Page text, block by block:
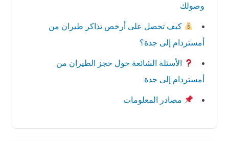
وصولك
كيف تحصل على أرخص تذاكر طيران من
أمستردام إلى جدة؟
الأسئلة الشائعة حول حجز الطيران من
أمستردام إلى جدة
مصادر المعلومات